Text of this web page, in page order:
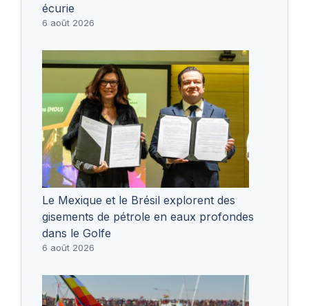
écurie
6 août 2026
Le Mexique et le Brésil explorent des
gisements de pétrole en eaux profondes
dans le Golfe
6 août 2026